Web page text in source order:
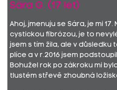
Sára G. (17 let)
Ahoj, jmenuju se Sára, je mi
cystickou fibrózou, je to
jsem s tím žila, ale v důsledku
plíce a v r.2016 jsem
Bohužel rok po zákroku mi
tlustém střevě zhoubná